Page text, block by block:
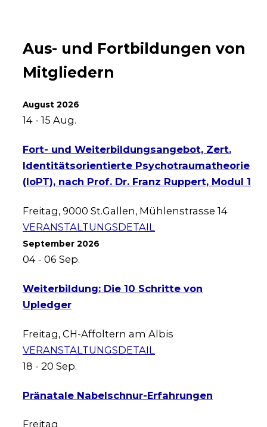
Aus- und Fortbildungen von
Mitgliedern
August 2026
14 - 15 Aug.
Fort- und Weiterbildungsangebot, Zert.
Identitätsorientierte Psychotraumatheorie
(IoPT), nach Prof. Dr. Franz Ruppert, Modul 1
Freitag, 9000 St.Gallen, Mühlenstrasse 14
VERANSTALTUNGSDETAIL
September 2026
04 - 06 Sep.
Weiterbildung: Die 10 Schritte von
Upledger
Freitag, CH-Affoltern am Albis
VERANSTALTUNGSDETAIL
18 - 20 Sep.
Pränatale Nabelschnur-Erfahrungen
Freitag